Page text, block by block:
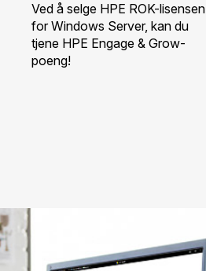
Ved å selge HPE ROK-lisensen
for Windows Server, kan du
tjene HPE Engage & Grow-
poeng!